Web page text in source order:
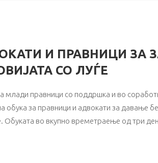
И ПРАВНИЦИ ЗА
СО ЛУЃЕ
млади правници со поддршка и во
обука за правници и адвокати за давање
Обуката во вкупно времетраење од три